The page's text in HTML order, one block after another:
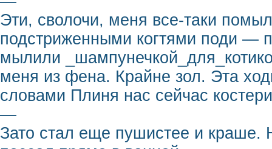
Эти, сволочи, меня все-таки
подстриженными когтями поди —
мылили
меня из фена. Крайне зол. Эта
словами Плиня нас сейчас
—
Зато стал еще пушистее и краше.